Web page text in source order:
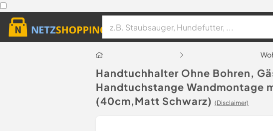
Handtuchhalter Ohne Bohren,
Handtuchstange Wandmontage
(40cm,Matt Schwarz) (Disclaimer)